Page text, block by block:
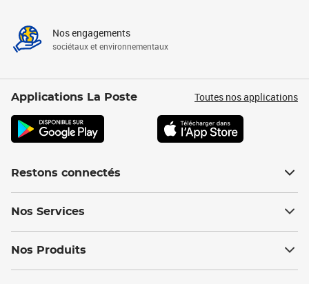
Nos engagements
sociétaux et environnementaux
Applications La Poste Toutes nos applications
Restons connectés
Nos Services
Nos Produits